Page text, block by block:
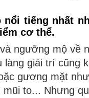
tiếng nhất
cơ thể.
ngưỡng mộ về
làng giải trí cũng
gương mặt
mũi to... Nhưng